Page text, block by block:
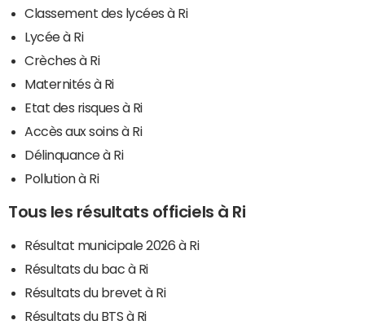
Classement des lycées à Ri
Lycée à Ri
Crèches à Ri
Maternités à Ri
Etat des risques à Ri
Accès aux soins à Ri
Délinquance à Ri
Pollution à Ri
Tous les résultats officiels à Ri
Résultat municipale 2026 à Ri
Résultats du bac à Ri
Résultats du brevet à Ri
Résultats du BTS à Ri